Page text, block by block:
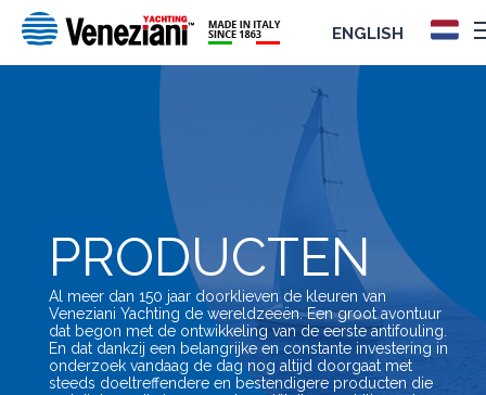
ENGLISH
PRODUCTEN
Al meer dan 150 jaar doorklieven de kleuren van
Veneziani Yachting de wereldzeeën. Een groot avontuur
dat begon met de ontwikkeling van de eerste antifouling.
En dat dankzij een belangrijke en constante investering in
onderzoek vandaag de dag nog altijd doorgaat met
steeds doeltreffendere en bestendigere producten die